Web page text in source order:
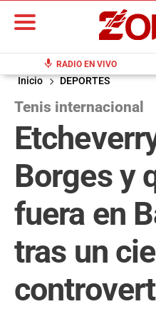
mic RADIO EN VIVO
Inicio DEPORTES
Tenis internacional
Borges y
fuera en
tras un